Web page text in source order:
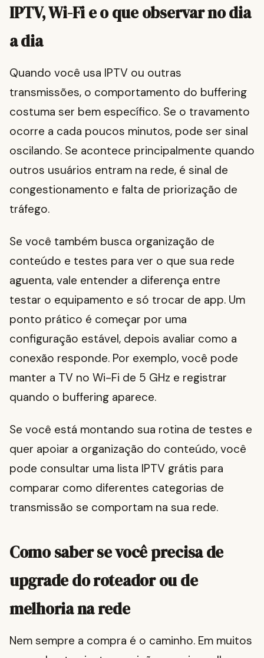
IPTV, Wi-Fi e o que observar no dia
a dia
Quando você usa IPTV ou outras
transmissões, o comportamento do buffering
costuma ser bem específico. Se o travamento
ocorre a cada poucos minutos, pode ser sinal
oscilando. Se acontece principalmente quando
outros usuários entram na rede, é sinal de
congestionamento e falta de priorização de
tráfego.
Se você também busca organização de
conteúdo e testes para ver o que sua rede
aguenta, vale entender a diferença entre
testar o equipamento e só trocar de app. Um
ponto prático é começar por uma
configuração estável, depois avaliar como a
conexão responde. Por exemplo, você pode
manter a TV no Wi-Fi de 5 GHz e registrar
quando o buffering aparece.
Se você está montando sua rotina de testes e
quer apoiar a organização do conteúdo, você
pode consultar uma lista IPTV grátis para
comparar como diferentes categorias de
transmissão se comportam na sua rede.
Como saber se você precisa de
upgrade do roteador ou de
melhoria na rede
Nem sempre a compra é o caminho. Em muitos